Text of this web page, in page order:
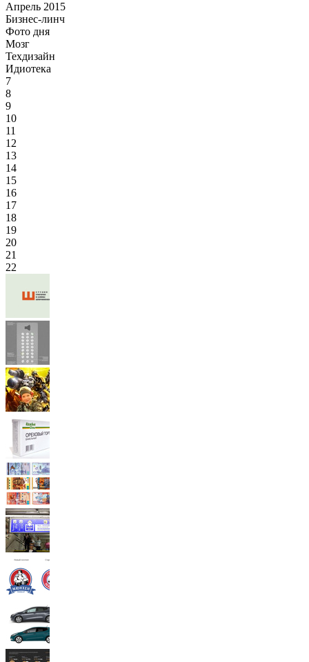
Апрель 2015
Бизнес-линч
Фото дня
Мозг
Техдизайн
Идиотека
7
8
9
10
11
12
13
14
15
16
17
18
19
20
21
22